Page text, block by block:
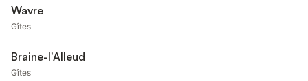
Wavre
Gîtes
Braine-l'Alleud
Gîtes